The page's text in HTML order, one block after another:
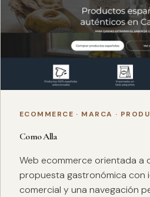
ECOMMERCE · MARCA ·
Como Alla
Web ecommerce orientada a
propuesta gastronómica con
comercial y una navegación